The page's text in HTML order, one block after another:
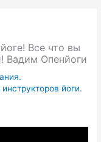
Все что вы
Вадим Опенйоги
йоги.